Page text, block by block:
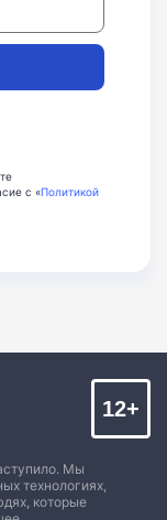
с «Политикой
Мы
технологиях,
которые
12+